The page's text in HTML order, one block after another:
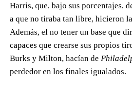
Harris, que, bajo sus porcentajes,
a que no tiraba tan libre, hicieron
Además, el no tener un base que
capaces que crearse sus propios
Burks y Milton, hacían de
perdedor en los finales igualados.